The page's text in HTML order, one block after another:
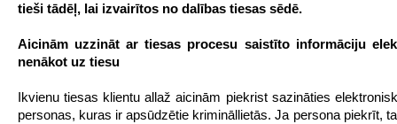
tieši tādēļ, lai izvairītos no dalības tiesas sēdē.
Aicinām uzzināt ar tiesas procesu saistīto informāciju
nenākot uz tiesu
Ikvienu tiesas klientu allaž aicinām piekrist sazināties
personas, kuras ir apsūdzētie krimināllietās. Ja persona piekrīt,